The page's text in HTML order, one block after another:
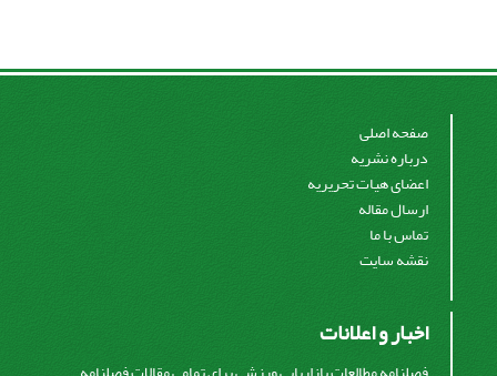
صفحه اصلی
درباره نشریه
اعضای هیات تحریریه
ارسال مقاله
تماس با ما
نقشه سایت
اخبار و اعلانات